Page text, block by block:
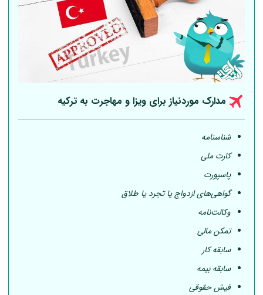
مدارک موردنیاز برای ویزا و مهاجرت به ترکیه
شناسنامه
کارت ملی
پاسپورت
گواهی‌های ازدواج یا تجرد یا طلاق
وکالت‌نامه
تمکن مالی
سابقه کار
سابقه بیمه
فیش حقوقی